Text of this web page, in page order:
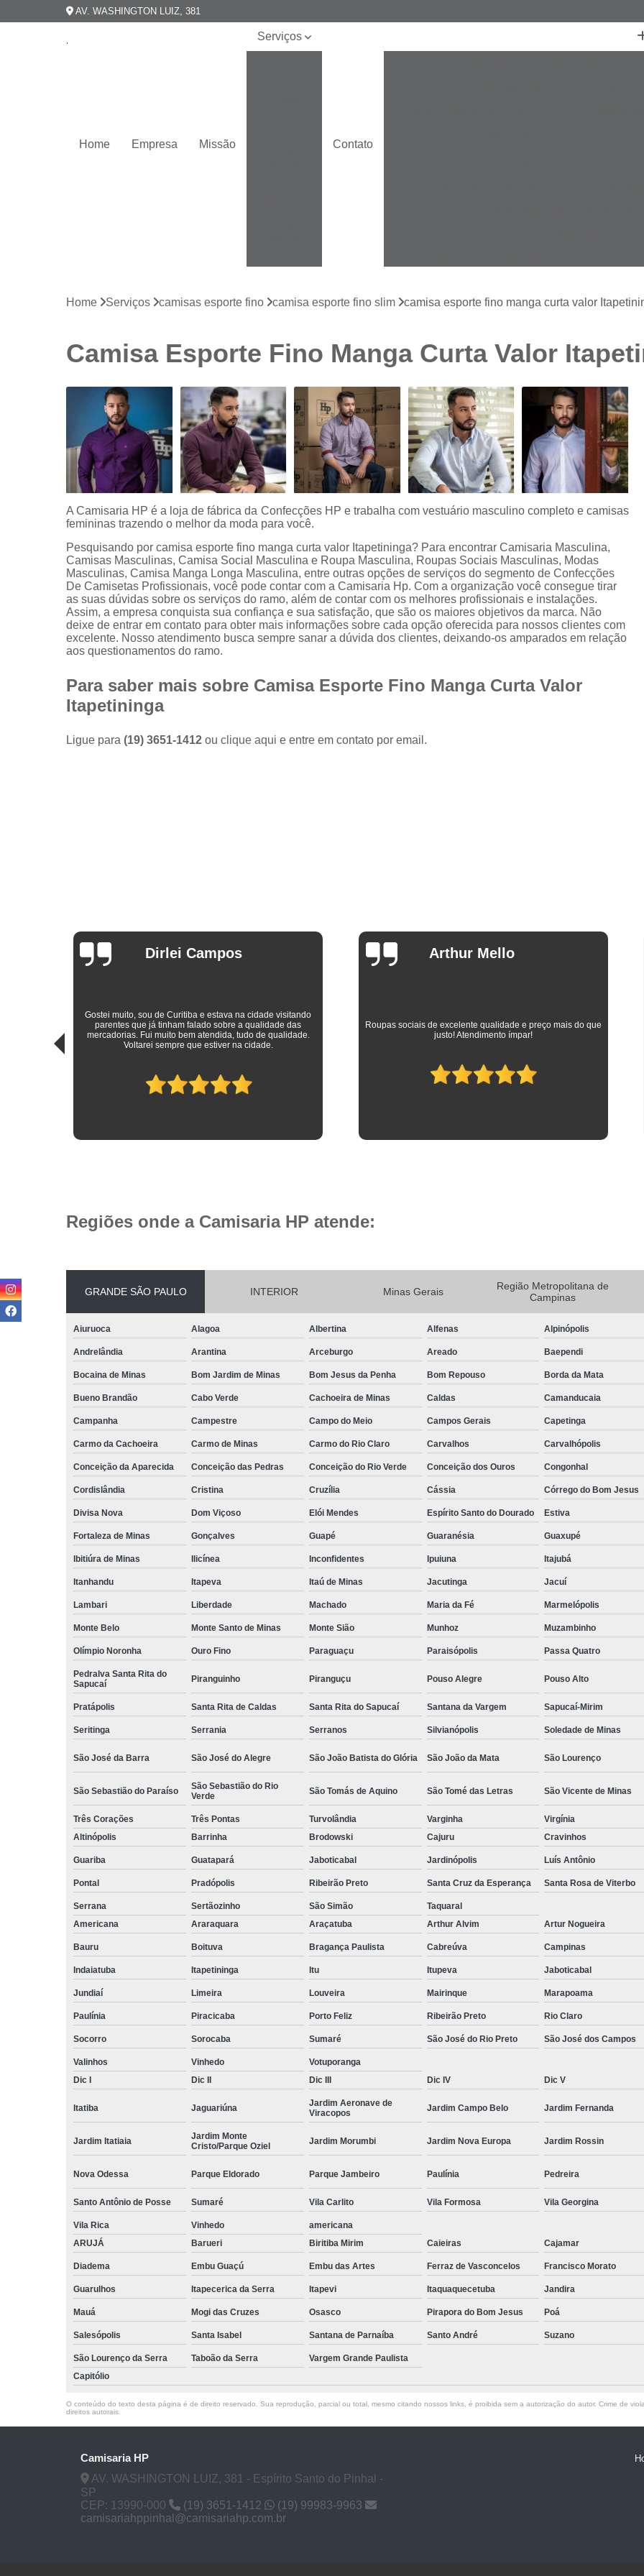
AV. WASHINGTON LUIZ, 381
Home Empresa Missão
Serviços
Camisas
branca
preço
Camisas
sociais
listradas
Camisas
sociais
curta
sociais
manga
longa
Camisas
sociais
masculinas
masculinas
preço
Contato
Camisa Masculina
Camisa Masculina
Camisa Branca Plus Size
Camisa Jeans
Camisa Social Branca Plus Size
Camisa Social Plus Size
Camisa Xadrez Masculina Plus Size
Camisa Masculina Manga Curta Slim Fit
Camisa Slim Fit
Camisa
Camisa Social Slim Fit Masculina
Camisa
Camisa Branca Slim Masculina
Camisa Jeans Slim Masculina
Camisa Masculina Slim Fit Manga
Camisa Social Preta Masculina Slim
Camisa Branca
Camisa Social
Camisa Social Masculina
Camisa
Camisa Social Listrada
Camisa Social Listrada Masculina
Camisa Social Masculina Listrada Preto e
Camisa Manga Longa Masculina
Camisa Social de Manga Longa
Camisa Social Manga Longa Masculina
Camisa Social Masculina Manga Longa Lisa
Camisa Social Preta Manga Longa
Camisa Masculina Social
Camisa Social Estampada
Camisa Social Masculina
Camisa Social Masculina Preta
Camisa Social Preta Masculina
Camisa Masculina Social Preço
Camisa Social Estampada Masculina Preço
Camisa Social Masculina Estampada Preço
Camisa Social Masculina Manga Longa
Camisa Social Masculina Preta Preço
Camisa Social Preta Masculina
Fábrica Camisa Masculina
Fábrica de Camisa Social de Homem
Fábrica de Camisa Social para
Loja com Moda Masculina
Loja de Moda
Loja Executivo Moda Masculina
Loja
Loja Moda Masculina Online
Loja Moda
Moda Masculina Loja
Moda Atual
Moda Casual Masculina
Moda
Moda Masculina Camisa
Moda Masculina
Moda Masculina Inverno
Moda
Moda Social Masculina
Roupas
Roupas Masculinas
Roupas Masculinas
Roupas Masculinas Estilosas
Roupas Masculinas Plus Size
Roupas
Home Serviços camisas esporte fino camisa esporte fino slim camisa esporte fino manga curta valor
Camisa Esporte Fino Manga Curta Valor
A Camisaria HP é a loja de fábrica da Confecções HP e trabalha com vestuário masculino completo e camisas
femininas trazendo o melhor da moda para você.
Pesquisando por camisa esporte fino manga curta valor Itapetininga? Para encontrar Camisaria Masculina,
Camisas Masculinas, Camisa Social Masculina e Roupa Masculina, Roupas Sociais Masculinas, Modas
Masculinas, Camisa Manga Longa Masculina, entre outras opções de serviços do segmento de Confecções
De Camisetas Profissionais, você pode contar com a Camisaria Hp. Com a organização você consegue tirar
as suas dúvidas sobre os serviços do ramo, além de contar com os melhores profissionais e instalações.
Assim, a empresa conquista sua confiança e sua satisfação, que são os maiores objetivos da marca. Não
deixe de entrar em contato para obter mais informações sobre cada opção oferecida para nossos clientes com
excelente. Nosso atendimento busca sempre sanar a dúvida dos clientes, deixando-os amparados em relação
aos questionamentos do ramo.
Para saber mais sobre Camisa Esporte Fino Manga Curta Valor
Itapetininga
Ligue para (19) 3651-1412 ou clique aqui e entre em contato por email.
Arthur Mello
Roupas sociais de excelente qualidade e preço mais do que
justo! Atendimento ímpar!
Ana Eudóxia Cesário de
Camargo
As melhores camisas que vestem meus filhos desde a
adolescência até os dias atuais em que trabalham como
advogados. Parabéns à toda equipe da Camisaria HP!
Regiões onde a Camisaria HP atende:
GRANDE SÃO PAULO INTERIOR Minas Gerais
Região Metropolitana de
Campinas
Aiuruoca Alagoa Albertina Alfenas Alpinópolis
Andrelândia Arantina Arceburgo Areado Baependi
Bocaina de Minas Bom Jardim de Minas Bom Jesus da Penha Bom Repouso Borda da Mata
Bueno Brandão Cabo Verde Cachoeira de Minas Caldas Camanducaia
Campanha Campestre Campo do Meio Campos Gerais Capetinga
Carmo da Cachoeira Carmo de Minas Carmo do Rio Claro Carvalhos Carvalhópolis
Conceição da Aparecida Conceição das Pedras Conceição do Rio Verde Conceição dos Ouros Congonhal
Cordislândia Cristina Cruzília Cássia Córrego do Bom Jesus
Divisa Nova Dom Viçoso Elói Mendes Espírito Santo do Dourado Estiva
Fortaleza de Minas Gonçalves Guapé Guaranésia Guaxupé
Ibitiúra de Minas Ilicínea Inconfidentes Ipuiuna Itajubá
Itanhandu Itapeva Itaú de Minas Jacutinga Jacuí
Lambari Liberdade Machado Maria da Fé Marmelópolis
Monte Belo Monte Santo de Minas Monte Sião Munhoz Muzambinho
Olímpio Noronha Ouro Fino Paraguaçu Paraisópolis Passa Quatro
Pedralva Santa Rita do
Sapucaí
Piranguinho Piranguçu Pouso Alegre Pouso Alto
Pratápolis Santa Rita de Caldas Santa Rita do Sapucaí Santana da Vargem Sapucaí-Mirim
Seritinga Serrania Serranos Silvianópolis Soledade de Minas
São José da Barra São José do Alegre São João Batista do Glória São João da Mata São Lourenço
São Sebastião do Paraíso
São Sebastião do Rio
Verde
São Tomás de Aquino São Tomé das Letras São Vicente de Minas
Três Corações Três Pontas Turvolândia Varginha Virgínia
Altinópolis
Barrinha Brodowski Cajuru Cravinhos
Guariba Guatapará Jaboticabal Jardinópolis Luís Antônio
Pontal Pradópolis Ribeirão Preto Santa Cruz da Esperança Santa Rosa de Viterbo
Serrana Sertãozinho São Simão
Taquaral
Americana
Araraquara Araçatuba Arthur Alvim Artur Nogueira
Bauru Boituva Bragança Paulista Cabreúva Campinas
Indaiatuba Itapetininga Itu Itupeva Jaboticabal
Jundiaí Limeira Louveira Mairinque Marapoama
Paulínia Piracicaba Porto Feliz Ribeirão Preto Rio Claro
Socorro Sorocaba Sumaré São José do Rio Preto São José dos Campos
Valinhos Vinhedo
Votuporanga
Dic I
Dic II Dic III Dic IV Dic V
Itatiba Jaguariúna
Jardim Aeronave de
Viracopos
Jardim Campo Belo Jardim Fernanda
Jardim Itatiaia
Jardim Monte
Cristo/Parque Oziel
Jardim Morumbi Jardim Nova Europa Jardim Rossin
Nova Odessa Parque Eldorado Parque Jambeiro Paulínia Pedreira
Santo Antônio de Posse Sumaré Vila Carlito Vila Formosa Vila Georgina
Vila Rica Vinhedo
americana
ARUJÁ
Barueri Biritiba Mirim Caieiras Cajamar
Diadema Embu Guaçú Embu das Artes Ferraz de Vasconcelos Francisco Morato
Guarulhos Itapecerica da Serra Itapevi Itaquaquecetuba Jandira
Mauá Mogi das Cruzes Osasco Pirapora do Bom Jesus Poá
Salesópolis Santa Isabel Santana de Parnaíba Santo André Suzano
São Lourenço da Serra Taboão da Serra
Vargem Grande Paulista
Capitólio
O conteúdo do texto desta página é de direito reservado. Sua reprodução, parcial ou total, mesmo citando nossos links, é proibida sem a autorização do autor. Crime de
direitos autorais
Camisaria HP
AV. WASHINGTON LUIZ, 381 - Espírito Santo do Pinhal -
SP
CEP: 13990-000
(19) 3651-1412
(19) 99983-9963
camisariahppinhal@camisariahp.com.br